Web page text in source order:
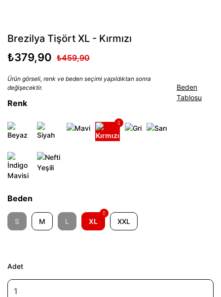
Brezilya Tişört XL - Kırmızı
₺379,90 ₺459,90
Ürün görseli, renk ve beden seçimi yapıldıktan sonra
değişecektir.
Renk
Beden
S M L XL XXL
Beden
Tablosu
Adet